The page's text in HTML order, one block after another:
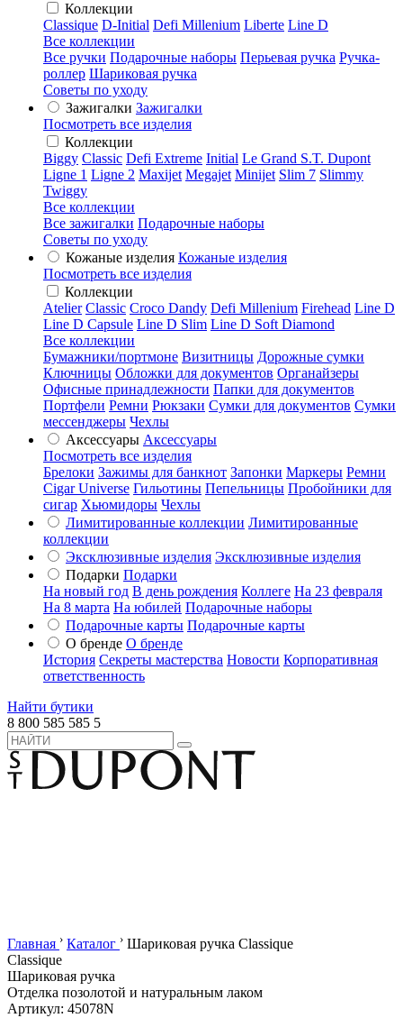
Коллекции
Classique D-Initial Defi Millenium Liberte Line D
Все коллекции
Все ручки Подарочные наборы Перьевая ручка Ручка-
роллер Шариковая ручка
Советы по уходу
Зажигалки Зажигалки
Посмотреть все изделия
Коллекции
Biggy Classic Defi Extreme Initial Le Grand S.T. Dupont
Ligne 1 Ligne 2 Maxijet Megajet Minijet Slim 7 Slimmy
Twiggy
Все коллекции
Все зажигалки Подарочные наборы
Советы по уходу
Кожаные изделия Кожаные изделия
Посмотреть все изделия
Коллекции
Atelier Classic Croco Dandy Defi Millenium Firehead Line D
Line D Capsule Line D Slim Line D Soft Diamond
Все коллекции
Бумажники/портмоне Визитницы Дорожные сумки
Ключницы Обложки для документов Органайзеры
Офисные принадлежности Папки для документов
Портфели Ремни Рюкзаки Сумки для документов Сумки
мессенджеры Чехлы
Аксессуары Аксессуары
Посмотреть все изделия
Брелоки Зажимы для банкнот Запонки Маркеры Ремни
Cigar Universe Гильотины Пепельницы Пробойники для
сигар Хьюмидоры Чехлы
Лимитированные коллекции Лимитированные
коллекции
Эксклюзивные изделия Эксклюзивные изделия
Подарки Подарки
На новый год В день рождения Коллеге На 23 февраля
На 8 марта На юбилей Подарочные наборы
Подарочные карты Подарочные карты
О бренде О бренде
История Секреты мастерства Новости Корпоративная
ответственность
Найти бутики
8 800 585 585 5
Главная › Каталог › Шариковая ручка Classique
Classique
Шариковая ручка
Отделка позолотой и натуральным лаком
Артикул: 45078N